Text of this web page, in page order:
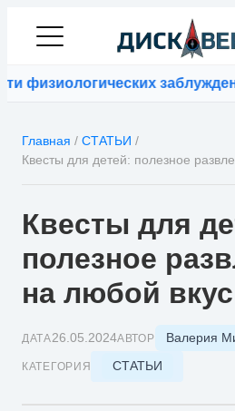
заблуждений⚡ИИ
Главная / СТАТЬИ /
Квесты для детей: полезное
Квесты для
полезное
на любой вкус
ДАТА26.05.2024АВТОР Валерия
КАТЕГОРИЯ СТАТЬИ